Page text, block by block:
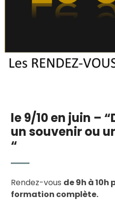
le 9/10 en juin –
un souvenir ou
“
Rendez-vous de 9h à 10h
formation complète.